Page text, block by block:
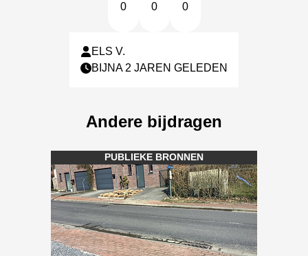
0 0 0
ELS V.
BIJNA 2 JAREN GELEDEN
Andere bijdragen
PUBLIEKE BRONNEN